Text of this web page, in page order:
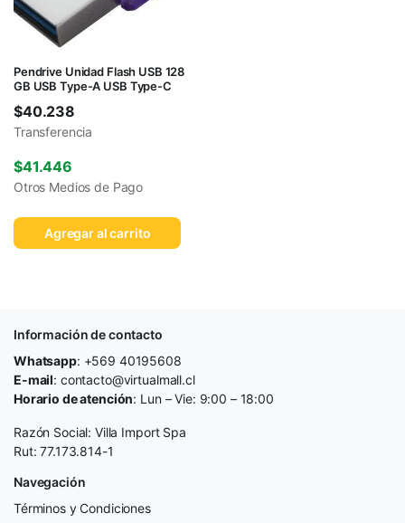
Pendrive Unidad Flash USB 128
GB USB Type-A USB Type-C
$40.238
Transferencia
$41.446
Otros Medios de Pago
Agregar al carrito
Información de contacto
Whatsapp: +569 40195608
E-mail: contacto@virtualmall.cl
Horario de atención: Lun – Vie: 9:00 – 18:00
Razón Social: Villa Import Spa
Rut: 77.173.814-1
Navegación
Términos y Condiciones